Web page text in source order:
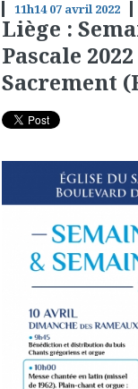
11h14 07 avril 2022
Liège :
Pascale
Sacrement